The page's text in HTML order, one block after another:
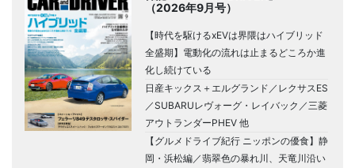
（2026年9月号）
【時代を駆けるxEVは界隈はハイブリッド
全盛期】電動化の流れは止まるどころか進
化し続けている
日産キックス＋エルグランド／レクサスES
／SUBARUレヴォーグ・レイバック／三菱
アウトランダーPHEV 他
【グルメドライブ紀行 ニッポンの優食】静
岡・浜松編／翡翠色の暴れ川、天竜川沿い